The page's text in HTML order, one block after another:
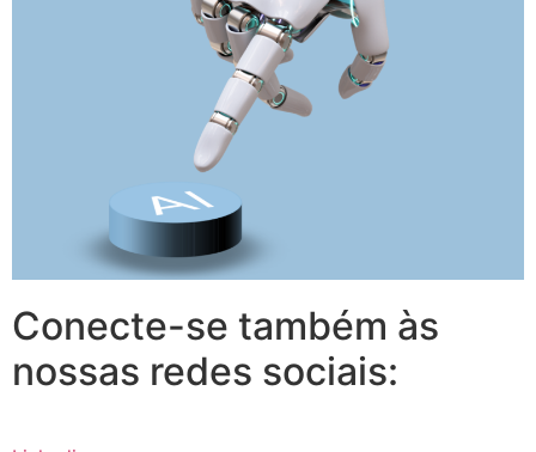
Conecte-se também às
nossas redes sociais: